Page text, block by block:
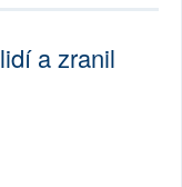
a zranil